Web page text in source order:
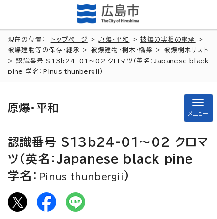
現在の位置： トップページ >原爆・平和 >被爆の実相の継承
>
被爆建物等の保存・継承
> 被爆建物・樹木・橋梁 >被爆樹木リスト
> 認識番号 S13b24-01～02 クロマツ（英名： Japanese black
pine 学名： Pinus thunbergii ）
原爆・平和
メニュー
認識番号 S13b24-01～02 クロマ
ツ（英名： Japanese black pine
学名： Pinus thunbergii ）